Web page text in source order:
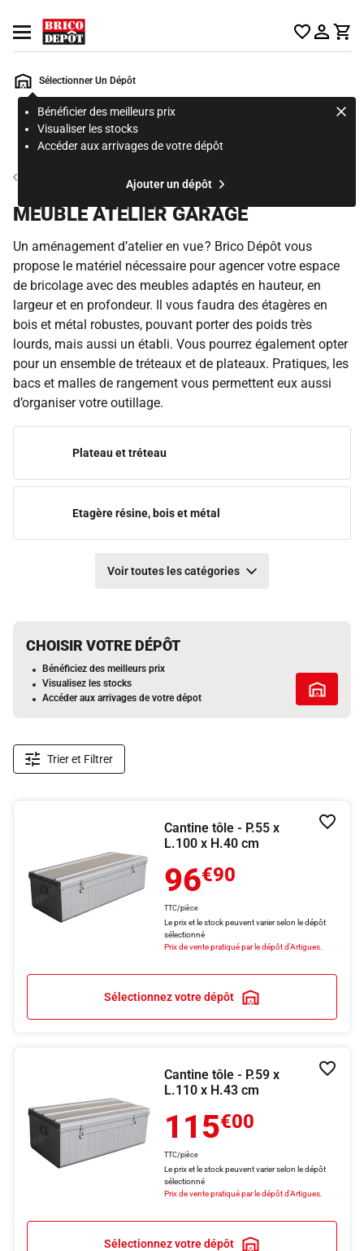
Ouvrir le menu
Sélectionner Un Dépôt
Bénéficier des meilleurs prix
Visualiser les stocks
Accéder aux arrivages de votre dépôt
Ajouter un dépôt
Rechercher
page
Matériel d’atelier, de chantier et de protection
MEUBLE ATELIER GARAGE
Un aménagement d’atelier en vue ? Brico Dépôt vous
propose le matériel nécessaire pour agencer votre espace
de bricolage avec des meubles adaptés en hauteur, en
largeur et en profondeur. Il vous faudra des étagères en
bois et métal robustes, pouvant porter des poids très
lourds, mais aussi un établi. Vous pourrez également opter
pour un ensemble de tréteaux et de plateaux. Pratiques, les
bacs et malles de rangement vous permettent eux aussi
d’organiser votre outillage.
Plateau et tréteau
Etagère résine, bois et métal
Voir toutes les catégories
CHOISIR VOTRE DÉPÔT
Bénéficiez des meilleurs prix
Visualisez les stocks
Accéder aux arrivages de votre dépot
Tous les
Trier et Filtrer
Cantine tôle - P.55 x
L.100 x H.40 cm
96€90
TTC/pièce
Le prix et le stock peuvent varier selon le dépôt
sélectionné
Prix de vente pratiqué par le dépôt d'Artigues.
Sélectionnez votre dépôt
Cantine tôle - P.59 x
L.110 x H.43 cm
115€00
TTC/pièce
Le prix et le stock peuvent varier selon le dépôt
sélectionné
Prix de vente pratiqué par le dépôt d'Artigues.
Sélectionnez votre dépôt